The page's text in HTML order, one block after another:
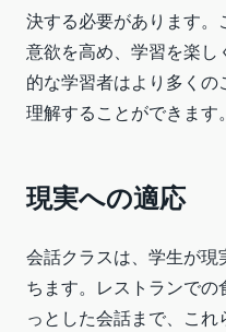
決する必要があります
意欲を高め、学習を楽
的な学習者はより多くの
理解することができます。
現実への適応
会話クラスは、学生が
ちます。レストランでの
っとした会話まで、こ